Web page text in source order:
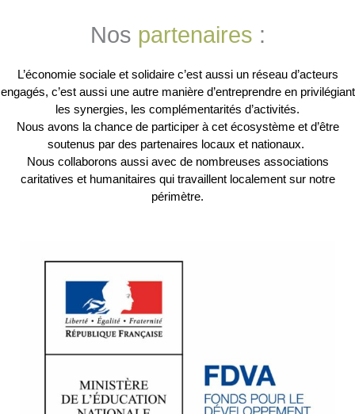
Nos partenaires :
L’économie sociale et solidaire c’est aussi un réseau d’acteurs
engagés, c’est aussi une autre manière d’entreprendre en privilégiant
les synergies, les complémentarités d’activités.
Nous avons la chance de participer à cet écosystème et d’être
soutenus par des partenaires locaux et nationaux.
Nous collaborons aussi avec de nombreuses associations
caritatives et humanitaires qui travaillent localement sur notre
périmètre.